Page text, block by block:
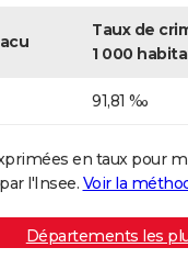
Taux de
1 000
91,81 ‰
en taux pour
l'Insee. Voir la
Départements les